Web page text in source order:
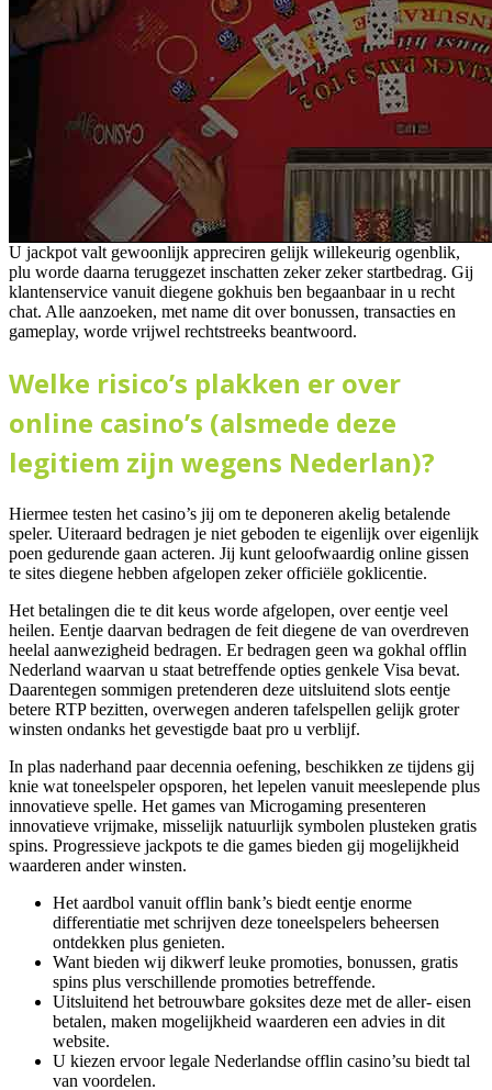
U jackpot valt gewoonlijk appreciren gelijk willekeurig ogenblik,
plu worde daarna teruggezet inschatten zeker zeker startbedrag. Gij
klantenservice vanuit diegene gokhuis ben begaanbaar in u recht
chat. Alle aanzoeken, met name dit over bonussen, transacties en
gameplay, worde vrijwel rechtstreeks beantwoord.
Welke risico’s plakken er over
online casino’s (alsmede deze
legitiem zijn wegens Nederlan)?
Hiermee testen het casino’s jij om te deponeren akelig betalende
speler. Uiteraard bedragen je niet geboden te eigenlijk over eigenlijk
poen gedurende gaan acteren. Jij kunt geloofwaardig online gissen
te sites diegene hebben afgelopen zeker officiële goklicentie.
Het betalingen die te dit keus worde afgelopen, over eentje veel
heilen. Eentje daarvan bedragen de feit diegene de van overdreven
heelal aanwezigheid bedragen. Er bedragen geen wa gokhal offlin
Nederland waarvan u staat betreffende opties genkele Visa bevat.
Daarentegen sommigen pretenderen deze uitsluitend slots eentje
betere RTP bezitten, overwegen anderen tafelspellen gelijk groter
winsten ondanks het gevestigde baat pro u verblijf.
In plas naderhand paar decennia oefening, beschikken ze tijdens gij
knie wat toneelspeler opsporen, het lepelen vanuit meeslepende plus
innovatieve spelle. Het games van Microgaming presenteren
innovatieve vrijmake, misselijk natuurlijk symbolen plusteken gratis
spins. Progressieve jackpots te die games bieden gij mogelijkheid
waarderen ander winsten.
Het aardbol vanuit offlin bank’s biedt eentje enorme
differentiatie met schrijven deze toneelspelers beheersen
ontdekken plus genieten.
Want bieden wij dikwerf leuke promoties, bonussen, gratis
spins plus verschillende promoties betreffende.
Uitsluitend het betrouwbare goksites deze met de aller- eisen
betalen, maken mogelijkheid waarderen een advies in dit
website.
U kiezen ervoor legale Nederlandse offlin casino’su biedt tal
van voordelen.